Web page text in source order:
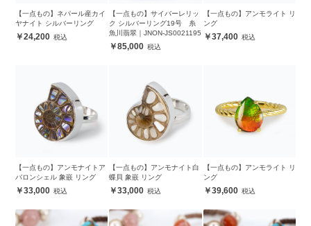
【一点もの】ネパール産カイ
ヤナイト シルバーリング
24,200
【一点もの】サイバーレリッ
ク シルバーリング19号 糸
魚川翡翠｜JNON-JS0021195
85,000
【一点もの】アンモライト リ
ング
37,400
【一点もの】アンモナイトア
バロンシェル 象嵌 リング
33,000
【一点もの】アンモナイト白
蝶貝 象嵌 リング
33,000
【一点もの】アンモライト リ
ング
39,600